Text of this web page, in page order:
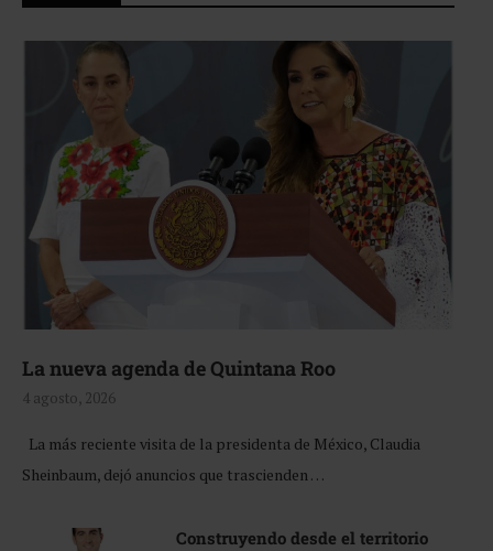
La nueva agenda de Quintana Roo
4 agosto, 2026
La más reciente visita de la presidenta de México, Claudia
Sheinbaum, dejó anuncios que trascienden …
Construyendo desde el territorio